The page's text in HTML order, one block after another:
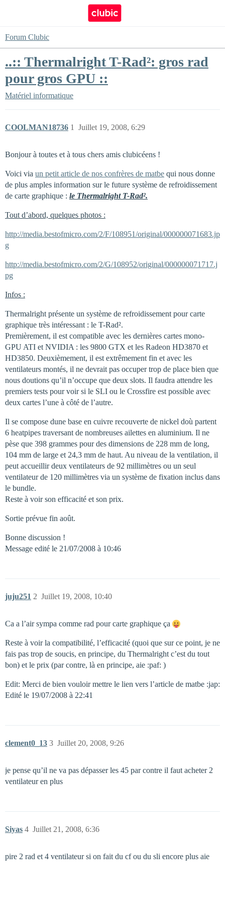
Forum Clubic
..:: Thermalright T-Rad²: gros rad
pour gros GPU ::
Matériel informatique
COOLMAN18736 Juillet 19, 2008, 6:29
1
Bonjour à toutes et à tous chers amis clubicéens !
Voici via un petit article de nos confrères de matbe qui nous donne
de plus amples information sur le future système de refroidissement
de carte graphique : le Thermalright T-Rad².
Tout d’abord, quelques photos :
http://media.bestofmicro.com/2/F/108951/original/000000071683.jp
g
http://media.bestofmicro.com/2/G/108952/original/000000071717.j
pg
Infos :
Thermalright présente un système de refroidissement pour carte
graphique très intéressant : le T-Rad².
Premièrement, il est compatible avec les dernières cartes mono-
GPU ATI et NVIDIA : les 9800 GTX et les Radeon HD3870 et
HD3850. Deuxièmement, il est extrêmement fin et avec les
ventilateurs montés, il ne devrait pas occuper trop de place bien que
nous doutions qu’il n’occupe que deux slots. Il faudra attendre les
premiers tests pour voir si le SLI ou le Crossfire est possible avec
deux cartes l’une à côté de l’autre.
Il se compose dune base en cuivre recouverte de nickel doù partent
6 heatpipes traversant de nombreuses ailettes en aluminium. Il ne
pèse que 398 grammes pour des dimensions de 228 mm de long,
104 mm de large et 24,3 mm de haut. Au niveau de la ventilation, il
peut accueillir deux ventilateurs de 92 millimètres ou un seul
ventilateur de 120 millimètres via un système de fixation inclus dans
le bundle.
Reste à voir son efficacité et son prix.
Sortie prévue fin août.
Bonne discussion !
Message edité le 21/07/2008 à 10:46
juju251 Juillet 19, 2008, 10:40
2
Ca a l’air sympa comme rad pour carte graphique ça
Reste à voir la compatibilité, l’efficacité (quoi que sur ce point, je ne
fais pas trop de soucis, en principe, du Thermalright c’est du tout
bon) et le prix (par contre, là en principe, aie :paf: )
Edit: Merci de bien vouloir mettre le lien vers l’article de matbe :jap:
Edité le 19/07/2008 à 22:41
clement0_13 Juillet 20, 2008, 9:26
3
je pense qu’il ne va pas dépasser les 45 par contre il faut acheter 2
ventilateur en plus
Siyas Juillet 21, 2008, 6:36
4
pire 2 rad et 4 ventilateur si on fait du cf ou du sli encore plus aie